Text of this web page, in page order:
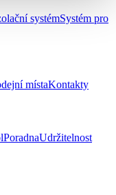
systémSystém pro
místaKontakty
PoradnaUdržitelnost